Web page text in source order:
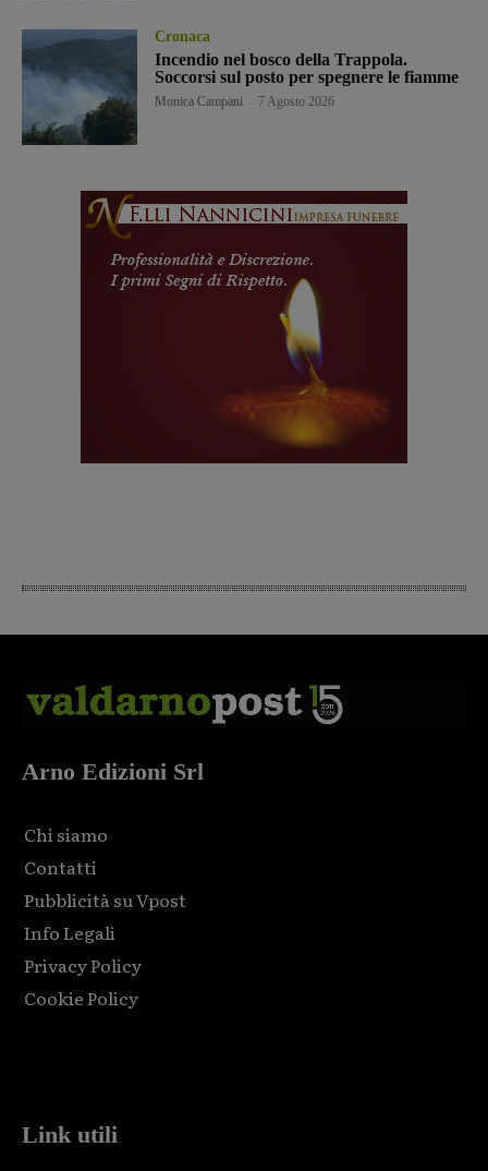
Cronaca
Incendio nel bosco della Trappola.
Soccorsi sul posto per spegnere le fiamme
Monica Campani 7 Agosto 2026
Arno Edizioni Srl
Chi siamo
Contatti
Pubblicità su Vpost
Info Legali
Privacy Policy
Cookie Policy
Link utili